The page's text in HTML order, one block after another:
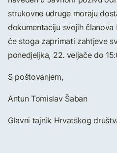
strukovne udruge moraju
dokumentaciju svojih članova
će stoga zaprimati zahtjeve
ponedjeljka, 22. veljače do
S poštovanjem,
Antun Tomislav Šaban
Glavni tajnik Hrvatskog